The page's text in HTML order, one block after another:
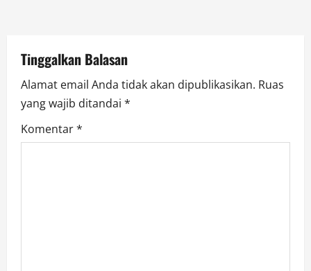
o
n
Tinggalkan Balasan
Alamat email Anda tidak akan dipublikasikan. Ruas
yang wajib ditandai *
Komentar*